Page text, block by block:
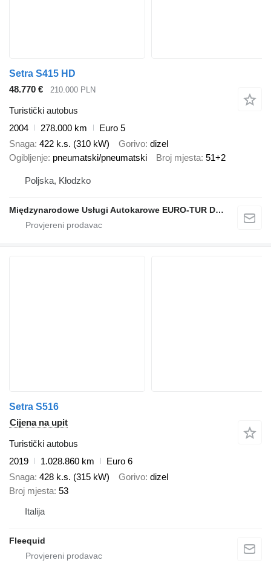
Setra S415 HD
48.770 €
210.000 PLN
Turistički autobus
2004
278.000 km
Euro 5
Snaga 422 k.s. (310 kW) Gorivo dizel
Ogibljenje pneumatski/pneumatski Broj mjesta 51+2
Poljska, Kłodzko
Międzynarodowe Usługi Autokarowe EURO-TUR Dariusz Polański
Setra S516
Cijena na upit
Turistički autobus
2019
1.028.860 km
Euro 6
Snaga 428 k.s. (315 kW) Gorivo dizel
Broj mjesta 53
Italija
Fleequid